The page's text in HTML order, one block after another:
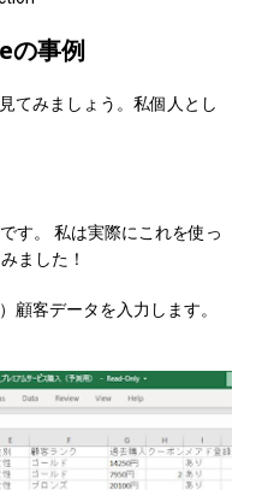
の事例
てみましょう。私個人とし
す。 私は実際にこれを使っ
ました！
顧客データを入力します。